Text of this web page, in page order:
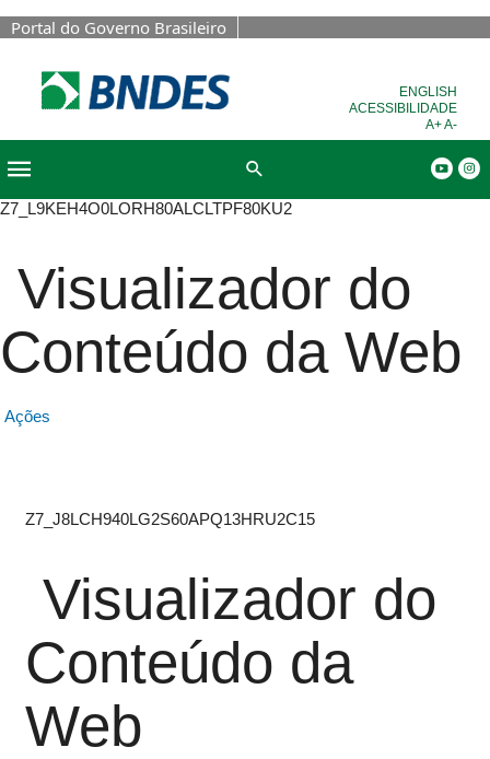
Portal do Governo Brasileiro
ENGLISH
ACESSIBILIDADE
A+A-
Z7_L9KEH4O0LORH80ALCLTPF80KU2
Visualizador do
Conteúdo da Web
Ações
Z7_J8LCH940LG2S60APQ13HRU2C15
Visualizador do
Conteúdo da
Web